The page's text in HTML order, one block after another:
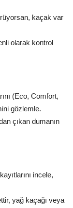
kaçak var
olarak kontrol
(Eco, Comfort,
gözlemle.
çıkan dumanın
incele,
yağ kaçağı veya